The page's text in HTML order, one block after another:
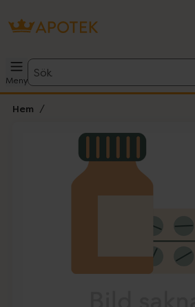
Meny
Sök
Hem
Lista: . Innehåller 1 objekt.